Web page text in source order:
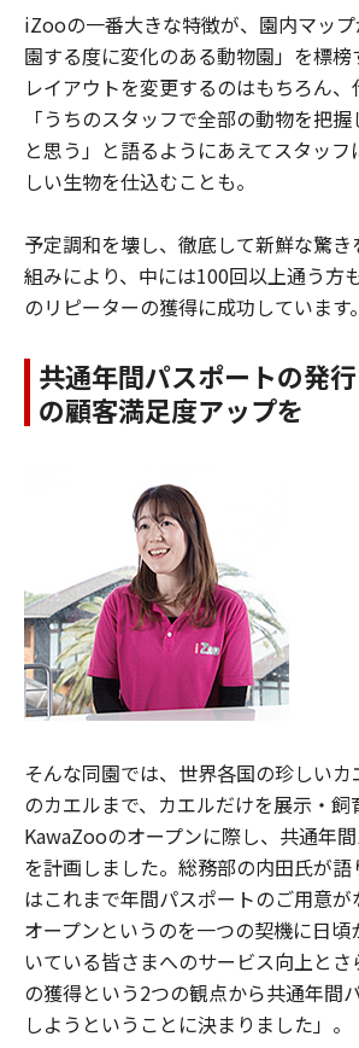
iZooの一番大きな特徴が、園内マッ
園する度に変化のある動物園」を標榜
レイアウトを変更するのはもちろん
「うちのスタッフで全部の動物を把
と思う」と語るようにあえてスタッ
しい生物を仕込むことも。
予定調和を壊し、徹底して新鮮な驚き
組みにより、中には100回以上通う方
のリピーターの獲得に成功しています。
共通年間パスポートの発
の顧客満足度アップを
そんな同園では、世界各国の珍しい
のカエルまで、カエルだけを展示・
KawaZooのオープンに際し、共通年
を計画しました。総務部の内田氏が語
はこれまで年間パスポートのご用意
オープンというのを一つの契機に日頃
いている皆さまへのサービス向上と
の獲得という2つの観点から共通年間
しようということに決まりました」。